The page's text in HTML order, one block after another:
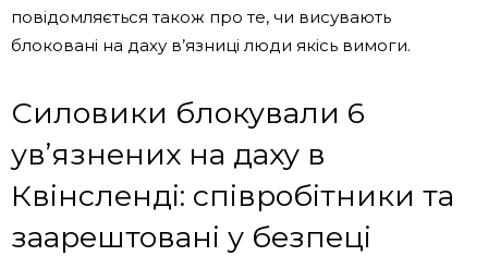
повідомляється також про те, чи висувають
блоковані на даху в’язниці люди якісь вимоги.
Силовики блокували 6
ув’язнених на даху в
Квінсленді: співробітники та
заарештовані у безпеці